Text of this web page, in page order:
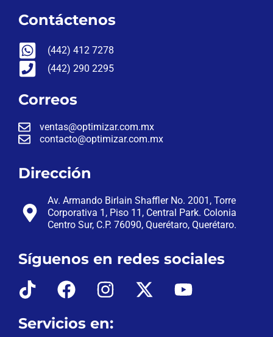
Contáctenos
(442) 412 7278
(442) 290 2295
Correos
ventas@optimizar.com.mx
contacto@optimizar.com.mx
Dirección
Av. Armando Birlain Shaffler No. 2001, Torre
Corporativa 1, Piso 11, Central Park. Colonia
Centro Sur, C.P. 76090, Querétaro, Querétaro.
Síguenos en redes sociales
Servicios en: